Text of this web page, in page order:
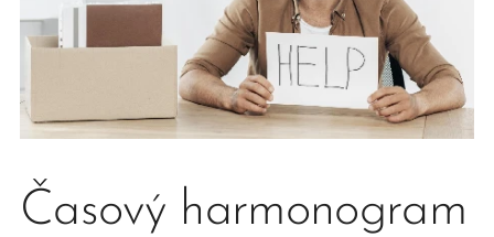
Časový harmonogram